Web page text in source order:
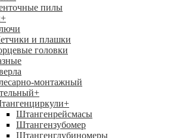
пилы
+
и плашки
головки
монтажный
+
+
Штангенрейсмасы
Штангензубомер
Штангенглубиномеры